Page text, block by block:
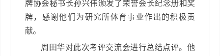
牌协会秘书长孙兴伟颁发了荣誉会长纪念册和奖
牌，感谢他们为研究所体育事业作出的积极贡
献。
周田华对此次考评交流会进行总结点评。他